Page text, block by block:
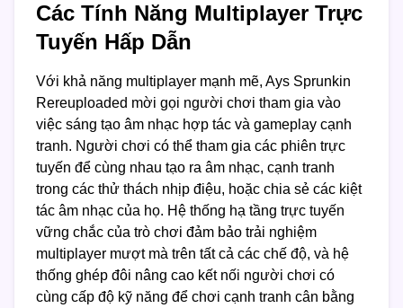
Các Tính Năng Multiplayer Trực
Tuyến Hấp Dẫn
Với khả năng multiplayer mạnh mẽ, Ays Sprunkin
Rereuploaded mời gọi người chơi tham gia vào
việc sáng tạo âm nhạc hợp tác và gameplay cạnh
tranh. Người chơi có thể tham gia các phiên trực
tuyến để cùng nhau tạo ra âm nhạc, cạnh tranh
trong các thử thách nhịp điệu, hoặc chia sẻ các kiệt
tác âm nhạc của họ. Hệ thống hạ tầng trực tuyến
vững chắc của trò chơi đảm bảo trải nghiệm
multiplayer mượt mà trên tất cả các chế độ, và hệ
thống ghép đôi nâng cao kết nối người chơi có
cùng cấp độ kỹ năng để chơi cạnh tranh cân bằng